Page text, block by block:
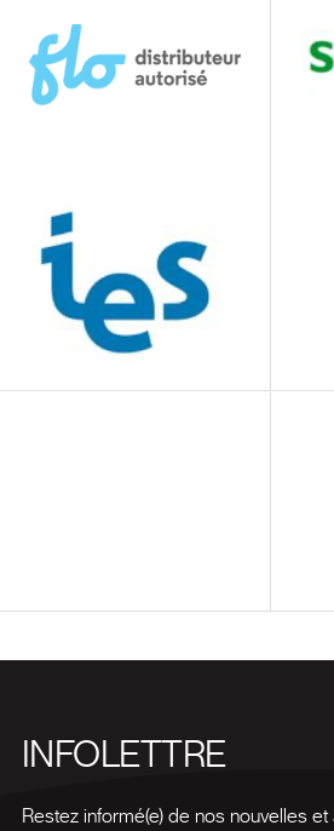
INFOLETTRE
Restez informé(e) de nos nouvelles et